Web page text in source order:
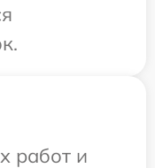
работ и